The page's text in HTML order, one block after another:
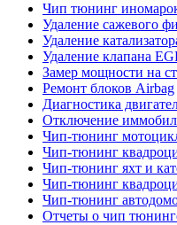
Чип тюнинг
Удаление сажевого
Удаление
Удаление клапана
Замер мощности на
Ремонт блоков Airbag
Диагностика
Отключение
Чип-тюнинг
Чип-тюнинг
Чип-тюнинг яхт и
Чип-тюнинг
Чип-тюнинг
Отчеты о чип